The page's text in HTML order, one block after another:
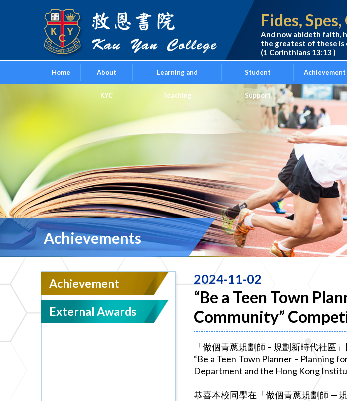
Fides,
And now abideth faith,
the greatest of these is
(1 Corinthians 13:13 )
Home About
KYC
Learning and
Teaching
Student
Support
Achievement
Achievements
Achievement
External Awards
2024-11-02
“Be a Teen Town
Community”
「做個青蔥規劃師 – 規劃新時代社區
“Be a Teen Town Planner – Planning
Department and the Hong Kong
恭喜本校同學在「做個青蔥規劃師 —